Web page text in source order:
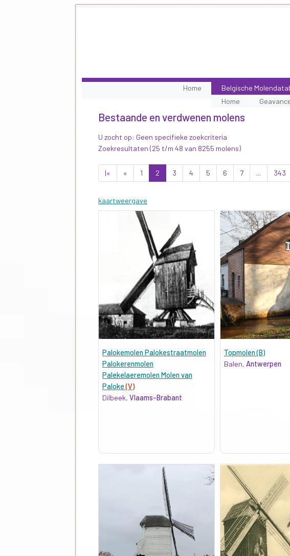
Home
Belgische
Home
Bestaande en verdwenen molens
U zocht op: Geen specifieke zoekcriteria
Zoekresultaten (25 t/m 48 van 8255 molens)
|« « 1 2 3 4 5 6 7 ... 343
kaartweergave
Palokemolen Palokestraatmolen
Palokerenmolen
Palekelaeremolen Molen van
Paloke(V)
Dilbeek, Vlaams-Brabant
Topmolen (B)
Balen, Antwerpen